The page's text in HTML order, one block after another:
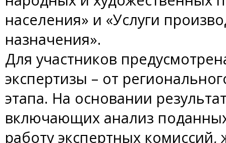
населения» и «Услуги
назначения».
Для участников
экспертизы – от
этапа. На основании
включающих анализ
работу экспертных